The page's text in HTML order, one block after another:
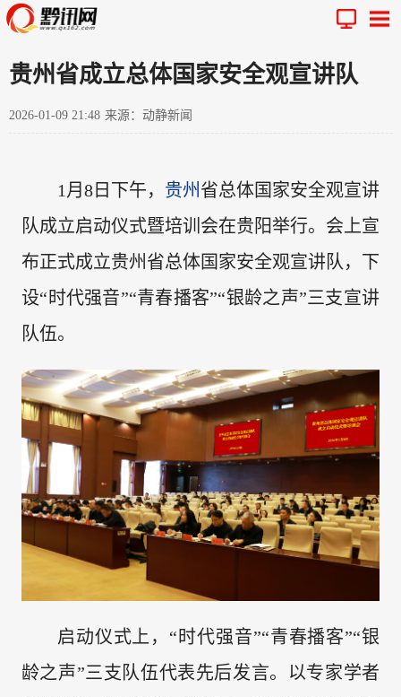
贵州省成立总体国家安全观宣讲队
2026-01-09 21:48 来源：动静新闻
1月8日下午， 贵州 省总体国家安全观宣讲
队成立启动仪式暨培训会在贵阳举行。会上宣
布正式成立贵州省总体国家安全观宣讲队，下
设“时代强音”“青春播客”“银龄之声”三支宣讲
队伍。
启动仪式上，“时代强音”“青春播客”“银
龄之声”三支队伍代表先后发言。以专家学者